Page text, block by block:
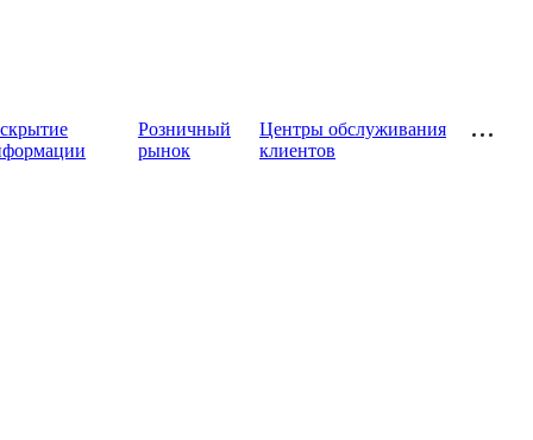
Розничный
рынок
Центры обслуживания
клиентов